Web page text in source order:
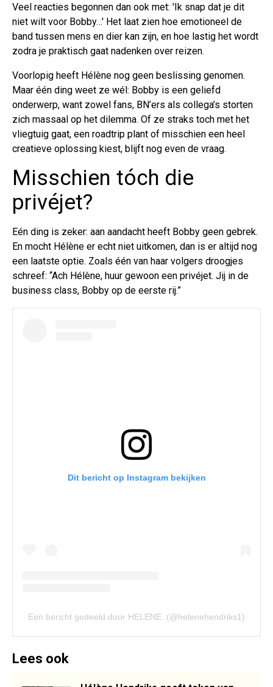
Veel reacties begonnen dan ook met: 'Ik snap dat je dit
niet wilt voor Bobby…' Het laat zien hoe emotioneel de
band tussen mens en dier kan zijn, en hoe lastig het wordt
zodra je praktisch gaat nadenken over reizen.
Voorlopig heeft Hélène nog geen beslissing genomen.
Maar één ding weet ze wél: Bobby is een geliefd
onderwerp, want zowel fans, BN’ers als collega’s storten
zich massaal op het dilemma. Of ze straks toch met het
vliegtuig gaat, een roadtrip plant of misschien een heel
creatieve oplossing kiest, blijft nog even de vraag.
Misschien tóch die
privéjet?
Eén ding is zeker: aan aandacht heeft Bobby geen gebrek.
En mocht Hélène er echt niet uitkomen, dan is er altijd nog
een laatste optie. Zoals één van haar volgers droogjes
schreef: “Ach Hélène, huur gewoon een privéjet. Jij in de
business class, Bobby op de eerste rij.”
Dit bericht op Instagram bekijken
Een bericht gedeeld door HELENE. (@helenehendriks1)
Lees ook